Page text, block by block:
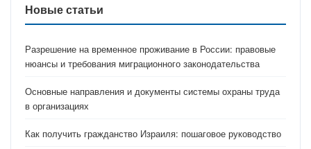
Новые статьи
Разрешение на временное проживание в России: правовые
нюансы и требования миграционного законодательства
Основные направления и документы системы охраны труда
в организациях
Как получить гражданство Израиля: пошаговое руководство